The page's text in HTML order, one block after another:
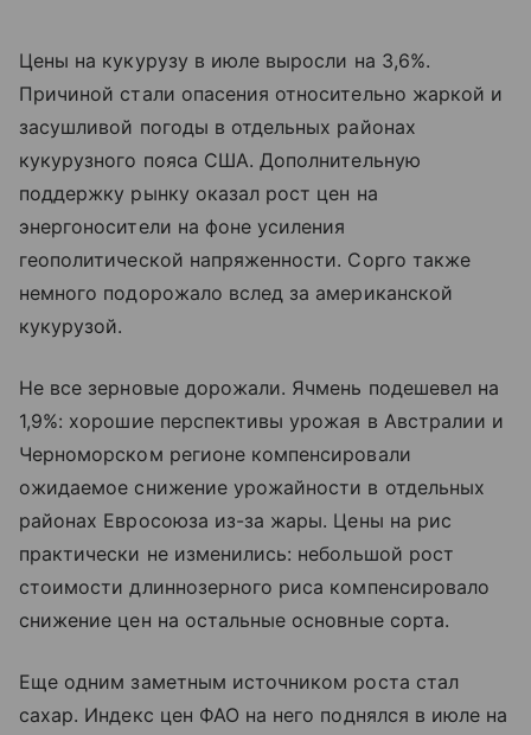
Цены на кукурузу в июле выросли на 3,6%.
Причиной стали опасения относительно жаркой и
засушливой погоды в отдельных районах
кукурузного пояса США. Дополнительную
поддержку рынку оказал рост цен на
энергоносители на фоне усиления
геополитической напряженности. Сорго также
немного подорожало вслед за американской
кукурузой.
Не все зерновые дорожали. Ячмень подешевел на
1,9%: хорошие перспективы урожая в Австралии и
Черноморском регионе компенсировали
ожидаемое снижение урожайности в отдельных
районах Евросоюза из-за жары. Цены на рис
практически не изменились: небольшой рост
стоимости длиннозерного риса компенсировало
снижение цен на остальные основные сорта.
Еще одним заметным источником роста стал
сахар. Индекс цен ФАО на него поднялся в июле на